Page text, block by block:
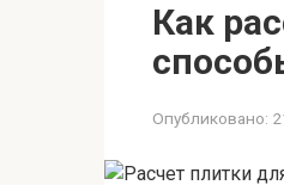
Как
Опубликовано: